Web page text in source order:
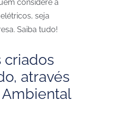
considere a
seja
Saiba tudo!
criados
através